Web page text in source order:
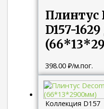
Плинтус
D157-
398.00₽/м.пог.
Коллекция D157